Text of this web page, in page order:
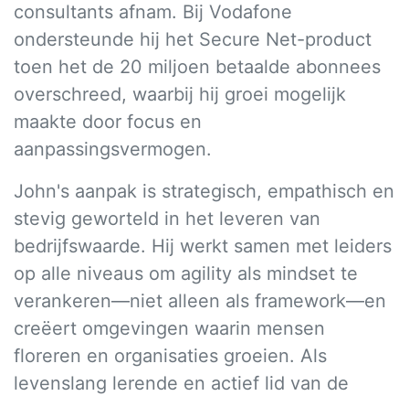
consultants afnam. Bij Vodafone
ondersteunde hij het Secure Net-product
toen het de 20 miljoen betaalde abonnees
overschreed, waarbij hij groei mogelijk
maakte door focus en
aanpassingsvermogen.
John's aanpak is strategisch, empathisch en
stevig geworteld in het leveren van
bedrijfswaarde. Hij werkt samen met leiders
op alle niveaus om agility als mindset te
verankeren—niet alleen als framework—en
creëert omgevingen waarin mensen
floreren en organisaties groeien. Als
levenslang lerende en actief lid van de